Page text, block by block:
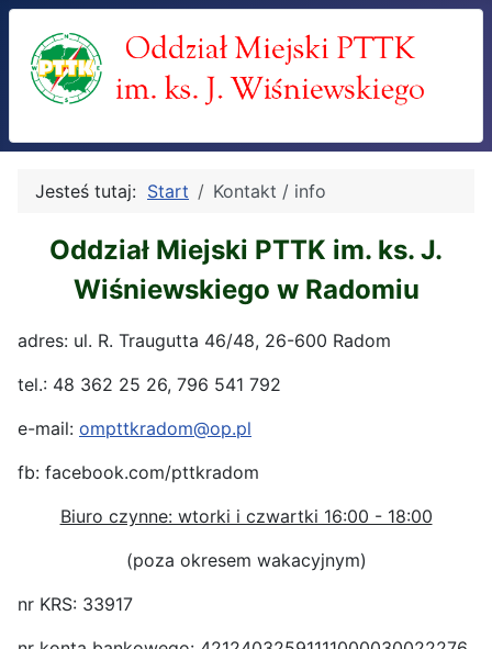
Jesteś tutaj: Start Kontakt / info
Oddział Miejski PTTK im. ks. J.
Wiśniewskiego w Radomiu
adres: ul. R. Traugutta 46/48, 26-600 Radom
tel.: 48 362 25 26, 796 541 792
e-mail: ompttkradom@op.pl
fb: facebook.com/pttkradom
Biuro czynne: wtorki i czwartki 16:00 - 18:00
(poza okresem wakacyjnym)
nr KRS: 33917